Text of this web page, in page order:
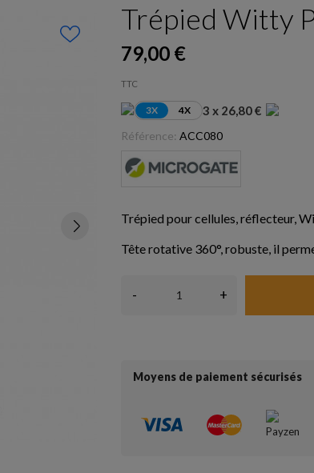
Trépied Witty
79,00 €
TTC
3X 4X 3 x 26,80 €
Référence: ACC080
Trépied pour cellules, réflecteur,
Tête rotative 360°, robuste, il
- +
Moyens de paiement sécurisés